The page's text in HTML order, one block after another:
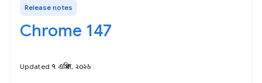
Release notes
Chrome 147
Updated ৭ এপ্রিল, ২০২৬